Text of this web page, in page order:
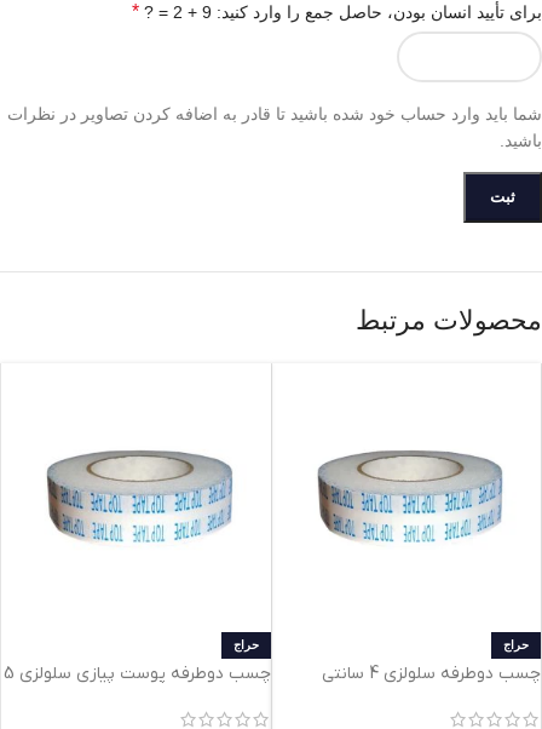
برای تأیید انسان بودن، حاصل جمع را وارد کنید: 9 + 2 = ? *
شما باید وارد حساب خود شده باشید تا قادر به اضافه کردن تصاویر در نظرات
باشید.
محصولات مرتبط
حراج
چسب دوطرفه سلولزی 4 سانتی
حراج
چسب دوطرفه پوست پیازی سلولزی 5